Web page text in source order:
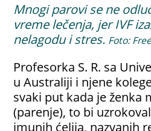
Mnogi parovi se ne
vreme lečenja, jer IVF
nelagodu i stres. Foto:
Profesorka S. R. sa
u Australiji i njene
svaki put kada je ženka
(parenje), to bi
imunih ćelija, nazvanih